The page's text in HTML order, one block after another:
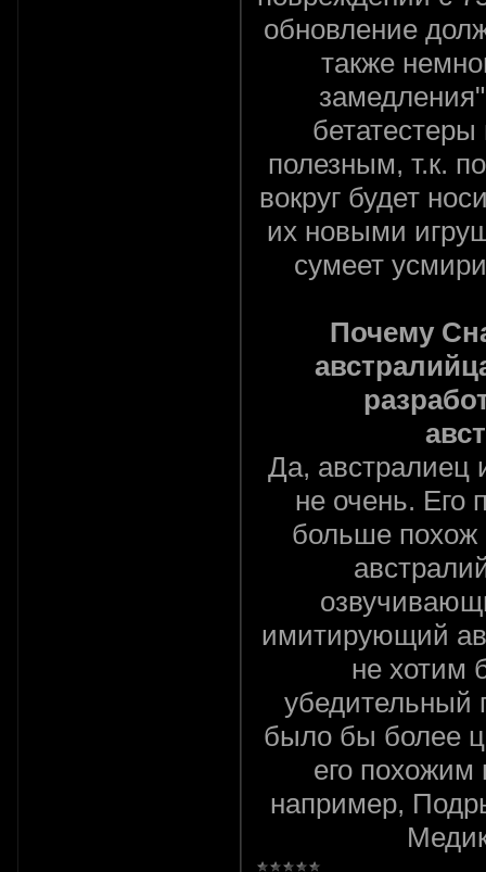
обновление
также
полезным, т.к.
вокруг будет
их новыми
сумеет
Почему
Да, австралиец
не очень. Его
больше похож
имитирующий
не хотим
убедительный
было бы более
его похожим
например,